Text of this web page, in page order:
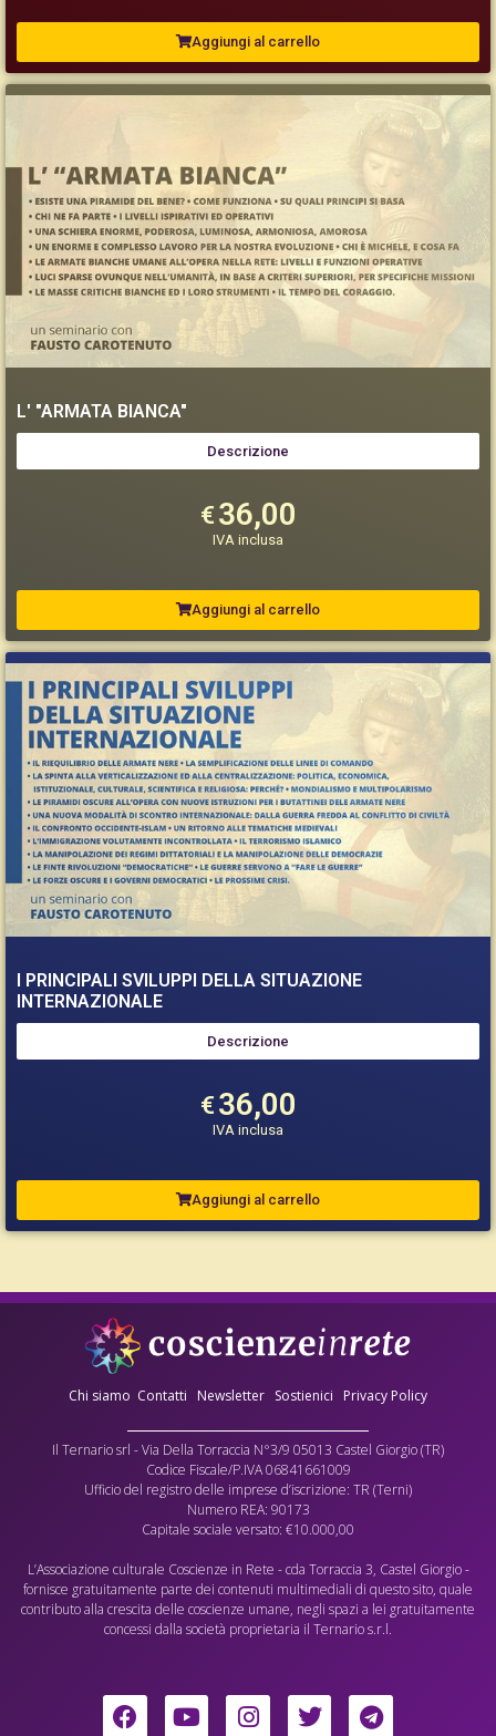
Aggiungi al carrello
L' "ARMATA BIANCA"
Descrizione
€36,00
IVA inclusa
Aggiungi al carrello
I PRINCIPALI SVILUPPI DELLA SITUAZIONE
INTERNAZIONALE
Descrizione
€36,00
IVA inclusa
Aggiungi al carrello
Chi siamo Contatti Newsletter Sostienici Privacy Policy
Il Ternario srl - Via Della Torraccia N°3/9 05013 Castel Giorgio (TR)
Codice Fiscale/P.IVA 06841661009
Ufficio del registro delle imprese d’iscrizione: TR (Terni)
Numero REA: 90173
Capitale sociale versato: €10.000,00
L’Associazione culturale Coscienze in Rete - cda Torraccia 3, Castel Giorgio -
fornisce gratuitamente parte dei contenuti multimediali di questo sito, quale
contributo alla crescita delle coscienze umane, negli spazi a lei gratuitamente
concessi dalla società proprietaria il Ternario s.r.l.